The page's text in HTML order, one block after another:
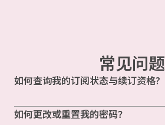
常见问题
如何查询我的订阅状态与续订资格?
如何更改或重置我的密码？